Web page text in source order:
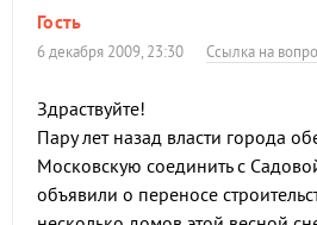
Гость
6 декабря 2009, 23:30 Ссылка на
Здраствуйте!
Пару лет назад власти города
Московскую соединить с
объявили о переносе